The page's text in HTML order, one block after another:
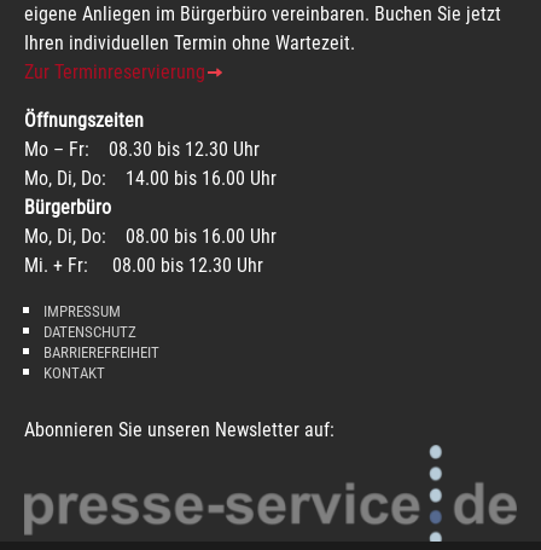
eigene Anliegen im Bürgerbüro vereinbaren. Buchen Sie jetzt
Ihren individuellen Termin ohne Wartezeit.
Zur Terminreservierung
Öffnungszeiten
Mo – Fr: 08.30 bis 12.30 Uhr
Mo, Di, Do: 14.00 bis 16.00 Uhr
Bürgerbüro
Mo, Di, Do: 08.00 bis 16.00 Uhr
Mi. + Fr: 08.00 bis 12.30 Uhr
IMPRESSUM
DATENSCHUTZ
BARRIEREFREIHEIT
KONTAKT
Abonnieren Sie unseren Newsletter auf: